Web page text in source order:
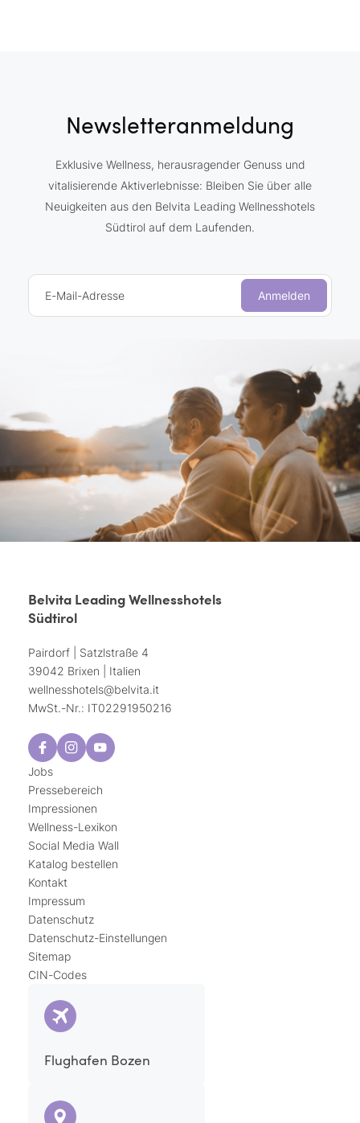
Newsletteranmeldung
Exklusive Wellness, herausragender Genuss und
vitalisierende Aktiverlebnisse: Bleiben Sie über alle
Neuigkeiten aus den Belvita Leading Wellnesshotels
Südtirol auf dem Laufenden.
E-Mail-Adresse Anmelden
Belvita Leading Wellnesshotels
Südtirol
Pairdorf | Satzlstraße 4
39042 Brixen | Italien
wellnesshotels@belvita.it
MwSt.-Nr.: IT02291950216
Jobs
Pressebereich
Impressionen
Wellness-Lexikon
Social Media Wall
Katalog bestellen
Kontakt
Impressum
Datenschutz
Datenschutz-Einstellungen
Sitemap
CIN-Codes
Flughafen Bozen